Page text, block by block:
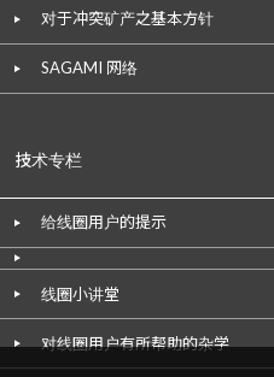
对于冲突矿产之基本方针
SAGAMI 网络
技术专栏
给线圈用户的提示
线圈小讲堂
对线圈用户有所帮助的杂学